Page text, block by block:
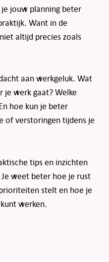
jouw planning beter
Want in de
altijd precies zoals
aan werkgeluk. Wat
je werk gaat? Welke
hoe kun je beter
of verstoringen tijdens je
tips en inzichten
weet beter hoe je rust
stelt en hoe je
werken.